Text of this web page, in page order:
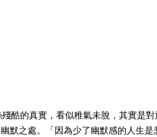
的真實，看似稚氣未脫，其實是
之處。「因為少了幽默感的人生